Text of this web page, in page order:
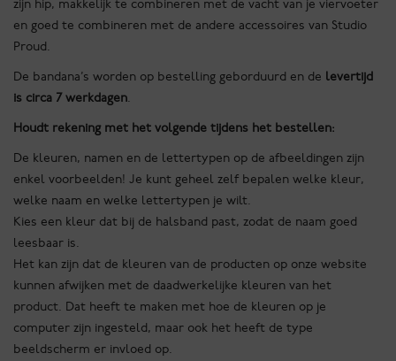
zijn hip, makkelijk te combineren met de vacht van je viervoeter
en goed te combineren met de andere accessoires van Studio
Proud.
De bandana’s worden op bestelling geborduurd en de levertijd
is circa 7 werkdagen.
Houdt rekening met het volgende tijdens het bestellen:
De kleuren, namen en de lettertypen op de afbeeldingen zijn
enkel voorbeelden! Je kunt geheel zelf bepalen welke kleur,
welke naam en welke lettertypen je wilt.
Kies een kleur dat bij de halsband past, zodat de naam goed
leesbaar is.
Het kan zijn dat de kleuren van de producten op onze website
kunnen afwijken met de daadwerkelijke kleuren van het
product. Dat heeft te maken met hoe de kleuren op je
computer zijn ingesteld, maar ook het heeft de type
beeldscherm er invloed op.